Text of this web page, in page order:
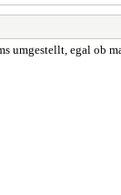
umgestellt, egal ob